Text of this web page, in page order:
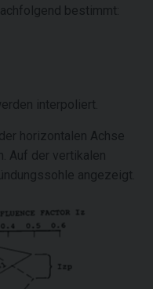
bestimmt:
interpoliert.
horizontalen Achse
Auf der vertikalen
angezeigt.